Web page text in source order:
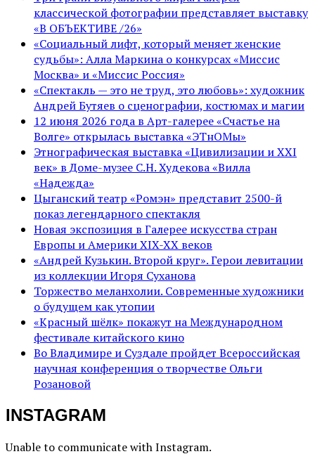
классической фотографии представляет выставку
«В ОБЪЕКТИВЕ /26»
«Социальный лифт, который меняет женские
судьбы»: Алла Маркина о конкурсах «Миссис
Москва» и «Миссис Россия»
«Спектакль — это не труд, это любовь»: художник
Андрей Бутяев о сценографии, костюмах и магии
12 июня 2026 года в Арт-галерее «Счастье на
Волге» открылась выставка «ЭТнОМы»
Этнографическая выставка «Цивилизации и ХХI
век» в Доме-музее С.Н. Худекова «Вилла
«Надежда»
Цыганский театр «Ромэн» представит 2500-й
показ легендарного спектакля
Новая экспозиция в Галерее искусства стран
Европы и Америки XIX-XX веков
«Андрей Кузькин. Второй круг». Герои левитации
из коллекции Игоря Суханова
Торжество меланхолии. Современные художники
о будущем как утопии
«Красный шёлк» покажут на Международном
фестивале китайского кино
Во Владимире и Суздале пройдет Всероссийская
научная конференция о творчестве Ольги
Розановой
INSTAGRAM
Unable to communicate with Instagram.